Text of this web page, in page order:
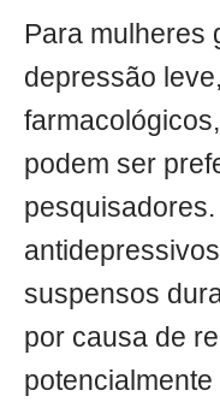
Para mulheres
depressão
podem ser
suspensos
por causa de